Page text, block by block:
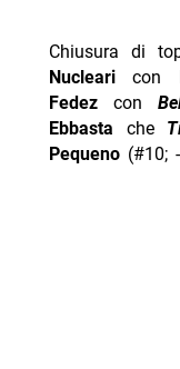
Chiusura di
Nuclearicon
Fedezcon
Ebbasta che
Pequeno (#10;